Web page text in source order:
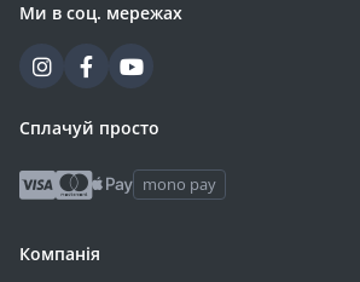
Ми в соц. мережах
Сплачуй просто
mono pay
Компанія